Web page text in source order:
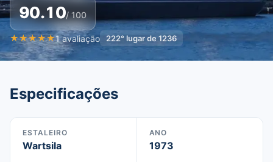
90.10/ 100
★★★★★1 avaliação 222°lugar de 1236
Especificações
ESTALEIRO
Wartsila
ANO
1973